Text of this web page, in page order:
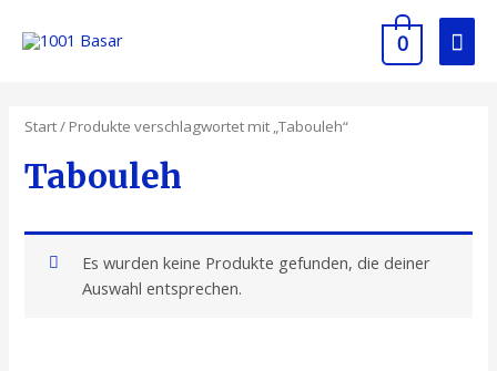
0
Start/ Produkte verschlagwortet mit „Tabouleh“
Tabouleh
Es wurden keine Produkte gefunden, die deiner
Auswahl entsprechen.